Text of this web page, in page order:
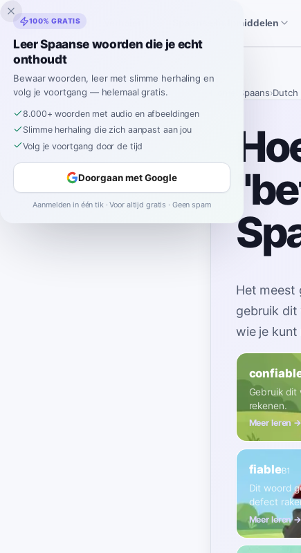
Inklingo Spaanse hulpmiddelen
Spaans›Dutch
Het meest
gebruik dit
wie je kunt
Gebruik dit
rekenen.
Meer leren
fiableB1
Dit woord
defect
Meer leren →
100% GRATIS
Leer Spaanse woorden die je echt
onthoudt
Bewaar woorden, leer met slimme herhaling en
volg je voortgang — helemaal gratis.
8.000+ woorden met audio en afbeeldingen
Slimme herhaling die zich aanpast aan jou
Volg je voortgang door de tijd
Doorgaan met Google
Aanmelden in één tik · Voor altijd gratis · Geen spam